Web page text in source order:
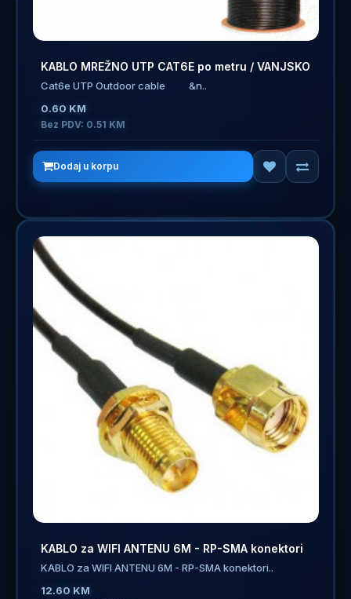
KABLO MREŽNO UTP CAT6E po metru / VANJSKO
Cat6e UTP Outdoor cable &n..
0.60 KM
Bez PDV: 0.51 KM
Dodaj u korpu
KABLO za WIFI ANTENU 6M - RP-SMA konektori
KABLO za WIFI ANTENU 6M - RP-SMA konektori..
12.60 KM